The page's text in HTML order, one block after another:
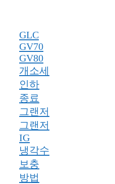
GLC
GV70
GV80
개소세
인하
종료
그랜저
그랜저
IG
냉각수
보충
방법